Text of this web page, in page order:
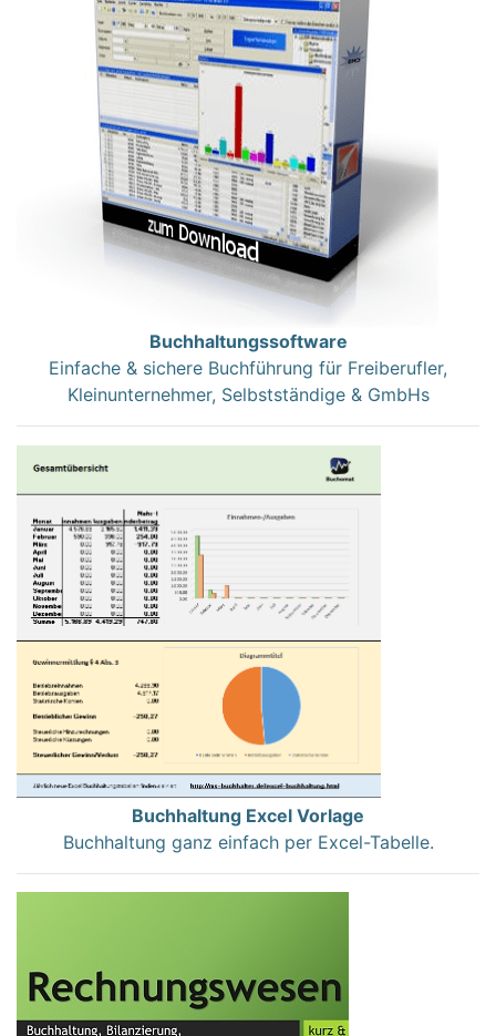
Buchhaltungssoftware
Einfache & sichere Buchführung für Freiberufler,
Kleinunternehmer, Selbstständige & GmbHs
Buchhaltung Excel Vorlage
Buchhaltung ganz einfach per Excel-Tabelle.